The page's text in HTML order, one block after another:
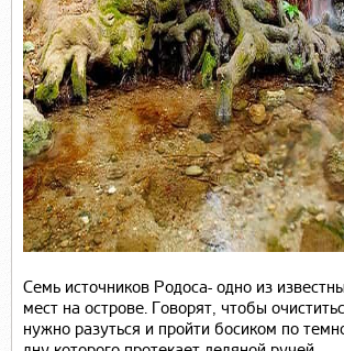
Семь источников Родоса- одно из
мест на острове. Говорят, чтобы
нужно разуться и пройти босиком по